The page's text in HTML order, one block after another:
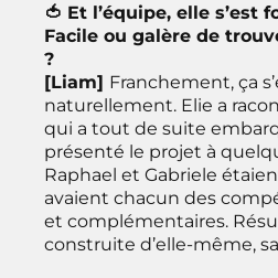
🍅 Et l’équipe, elle s’est
Facile ou galère de
?
[Liam] Franchement, ça
naturellement. Elie a
qui a tout de suite
présenté le projet à
Raphael et Gabriele
avaient chacun des
et complémentaires.
construite d’elle-même,